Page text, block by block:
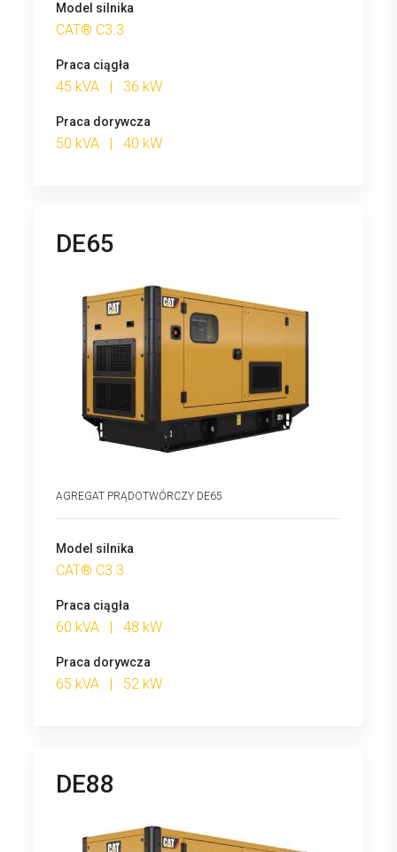
Model silnika
CAT® C3.3
Praca ciągła
45 kVA | 36 kW
Praca dorywcza
50 kVA | 40 kW
DE65
AGREGAT PRĄDOTWÓRCZY DE65
Model silnika
CAT® C3.3
Praca ciągła
60 kVA | 48 kW
Praca dorywcza
65 kVA | 52 kW
DE88